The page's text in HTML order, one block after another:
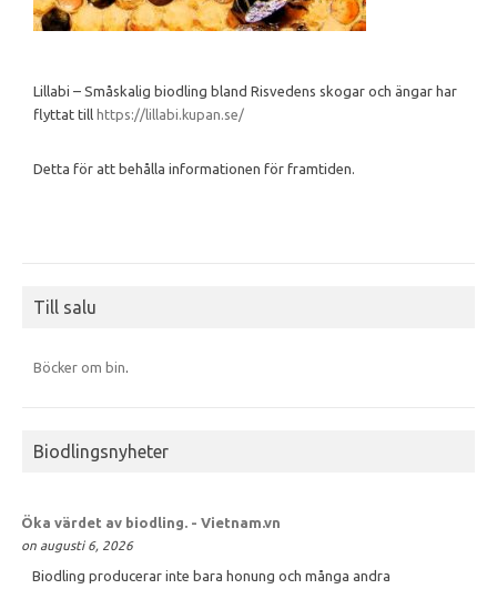
Lillabi – Småskalig biodling bland Risvedens skogar och ängar har
flyttat till https://lillabi.kupan.se/
Detta för att behålla informationen för framtiden.
Till salu
Böcker om bin.
Biodlingsnyheter
Öka värdet av biodling. - Vietnam.vn
on augusti 6, 2026
Biodling producerar inte bara honung och många andra